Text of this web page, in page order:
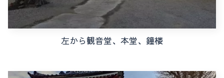
左から観音堂、本堂、鐘楼